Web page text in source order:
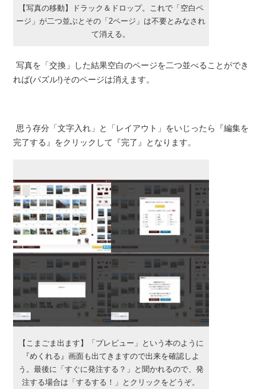
【写真の移動】ドラック＆ドロップ。これで「空白ペ
ージ」が二つ並ぶとその「2ページ」は不要とみなされ
て消える。
写真を「交換」した結果空白のページを二つ並べることができ
れば(パズル!)そのページは消えます。
思う存分「文字入れ」と「レイアウト」をいじったら『編集を
完了する』をクリックして『完了』となります。
【こまごま出ます】「プレビュー」という本のように
『めくれる』画面も出てきますので出来を確認しよ
う。最後に「すぐに発注する？」と聞かれるので、発
注する場合は「するする！」とクリックをどうぞ。